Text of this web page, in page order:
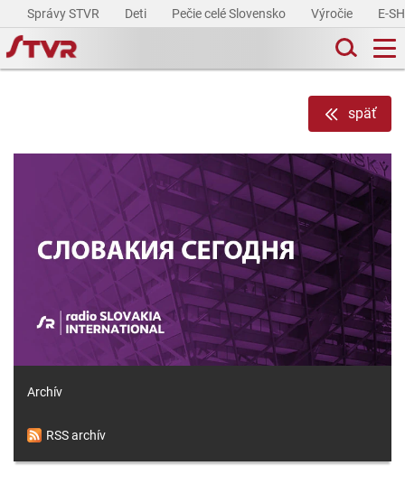
Správy STVR Deti Pečie celé Slovensko Výročie E-
späť
Archív
RSS archív